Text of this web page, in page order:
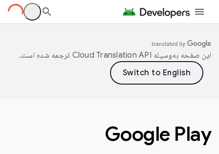
این صفحه به‌وسیله ترجمه شده است.
Google Play